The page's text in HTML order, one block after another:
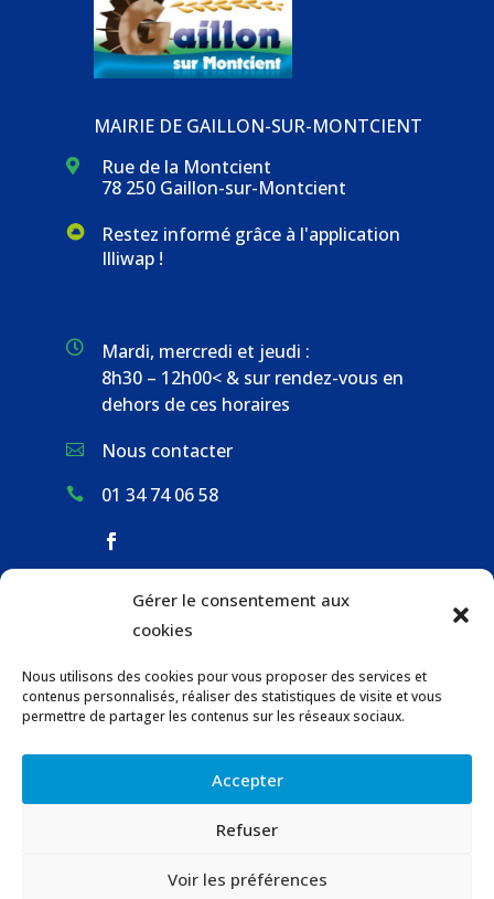
Gérer le consentement aux
cookies
Nous utilisons des cookies pour vous proposer des services et
contenus personnalisés, réaliser des statistiques de visite et vous
permettre de partager les contenus sur les réseaux sociaux.
Accepter
Refuser
Voir les préférences
MAIRIE DE GAILLON-SUR-MONTCIENT

Rue de la Montcient
78 250 Gaillon-sur-Montcient
Restez informé grâce à l'application
Illiwap !

Mardi, mercredi et jeudi :
8h30 – 12h00< & sur rendez-vous en
dehors de ces horaires
 Nous contacter
 01 34 74 06 58
GESTION DES DÉCHETS
URBANISME
COMMUNICATIONS DE LA MAIRIE
LOCATION DE SALLES COMMUNALES
© 2023 Gaillon-sur-Montcient –Contact